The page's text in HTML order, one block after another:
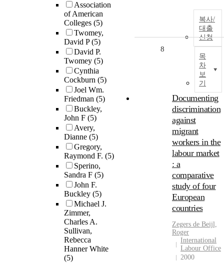
Association
of American
Colleges (5)
Twomey,
David P(5)
David P.
Twomey (5)
Cynthia
Cockburn (5)
Joel Wm.
Friedman (5)
Buckley,
John F (5)
Avery,
Dianne (5)
Gregory,
Raymond F. (5)
Sperino,
Sandra F (5)
John F.
Buckley (5)
Michael J.
Zimmer,
Charles A.
Sullivan,
Rebecca
Hanner White
(5)
복사/
대출
신청
목
차
보
기
8
Documenting
discrimination
against
migrant
workers in the
labour market
: a
comparative
study of four
European
countries
Zegers de Beijl,
Roger
International
Labour Office
2000